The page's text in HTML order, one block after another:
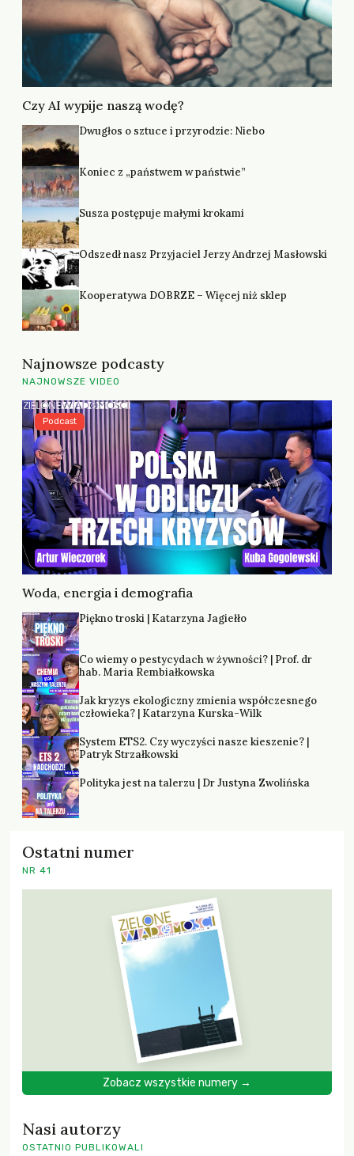
Czy AI wypije naszą wodę?
Dwugłos o sztuce i przyrodzie: Niebo
Koniec z „państwem w państwie”
Susza postępuje małymi krokami
Odszedł nasz Przyjaciel Jerzy Andrzej Masłowski
Kooperatywa DOBRZE – Więcej niż sklep
Najnowsze podcasty
NAJNOWSZE VIDEO
Woda, energia i demografia
Podcast
Piękno troski | Katarzyna Jagiełło
Co wiemy o pestycydach w żywności? | Prof. dr
hab. Maria Rembiałkowska
Jak kryzys ekologiczny zmienia współczesnego
człowieka? | Katarzyna Kurska-Wilk
System ETS2. Czy wyczyści nasze kieszenie? |
Patryk Strzałkowski
Polityka jest na talerzu | Dr Justyna Zwolińska
Ostatni numer
NR 41
Zobacz wszystkie numery →
Nasi autorzy
OSTATNIO PUBLIKOWALI